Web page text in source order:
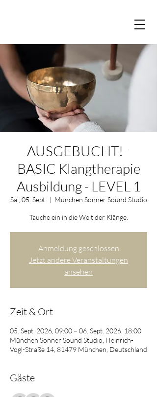
AUSGEBUCHT! -
BASIC Klangtherapie
Ausbildung - LEVEL 1
Sa., 05. Sept.
  |
München Sonner Sound Studio
Tauche ein in die Welt der Klänge.
Anmeldung geschlossen
Jetzt andere Veranstaltungen
ansehen
Zeit & Ort
05. Sept. 2026, 09:00 – 06. Sept. 2026, 18:00
München Sonner Sound Studio, Heinrich-
Vogl-Straße 14, 81479 München, Deutschland
Gäste